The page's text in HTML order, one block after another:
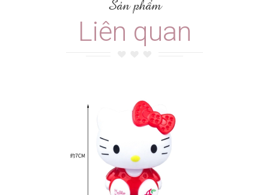
Sản phẩm
Liên quan